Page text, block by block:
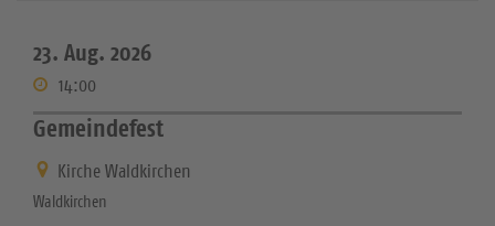
23. Aug. 2026
14:00
Gemeindefest
Kirche Waldkirchen
Waldkirchen